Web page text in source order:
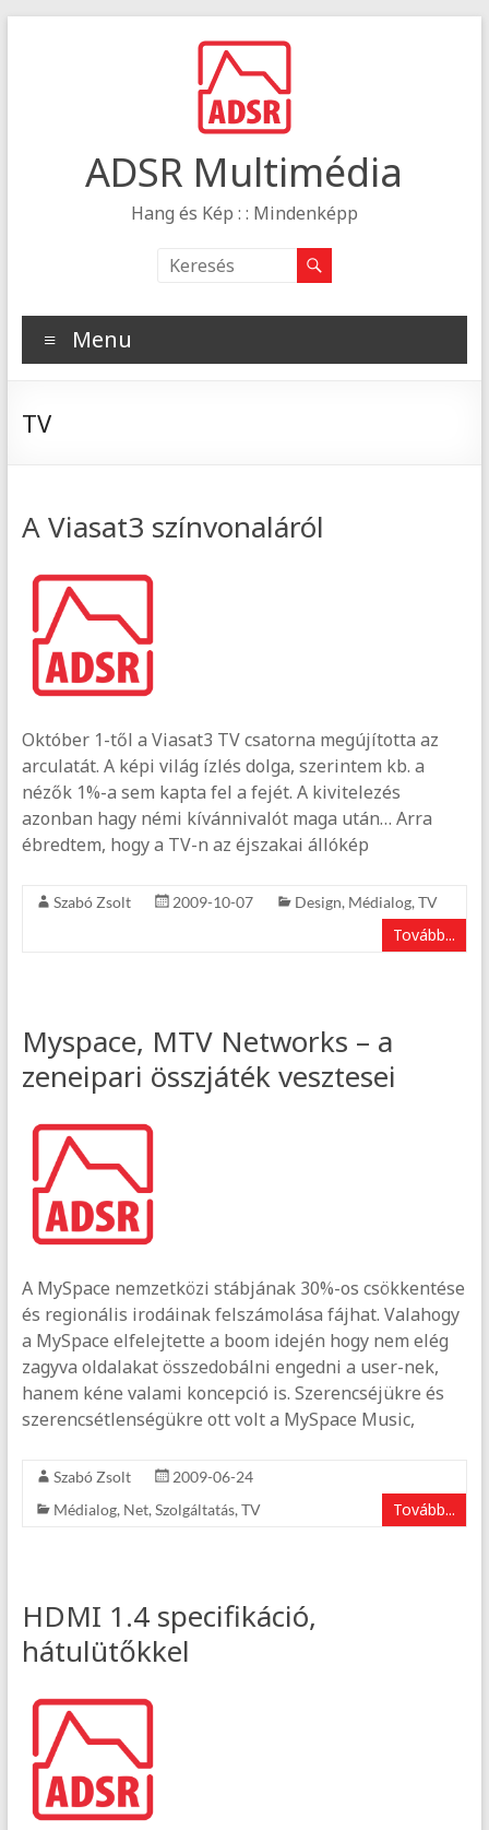
ADSR Multimédia
Hang és Kép : : Mindenképp
Menu
TV
A Viasat3 színvonaláról
Október 1-től a Viasat3 TV csatorna megújította az
arculatát. A képi világ ízlés dolga, szerintem kb. a
nézők 1%-a sem kapta fel a fejét. A kivitelezés
azonban hagy némi kívánnivalót maga után… Arra
ébredtem, hogy a TV-n az éjszakai állókép
Szabó Zsolt 2009-10-07 Design, Médialog, TV
Tovább...
Myspace, MTV Networks – a
zeneipari összjáték vesztesei
A MySpace nemzetközi stábjának 30%-os csökkentése
és regionális irodáinak felszámolása fájhat. Valahogy
a MySpace elfelejtette a boom idején hogy nem elég
zagyva oldalakat összedobálni engedni a user-nek,
hanem kéne valami koncepció is. Szerencséjükre és
szerencsétlenségükre ott volt a MySpace Music,
Szabó Zsolt
2009-06-24
Médialog, Net,Szolgáltatás,TV Tovább...
HDMI 1.4 specifikáció,
hátulütőkkel